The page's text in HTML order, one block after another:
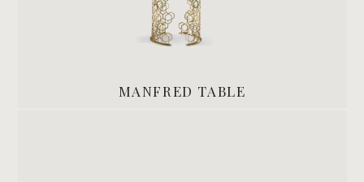
MANFRED TABLE